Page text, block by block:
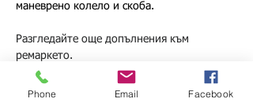
маневрено колело и скоба.
Разгледайте още допълнения към
ремаркето.
Back Forward
Phone Email Facebook